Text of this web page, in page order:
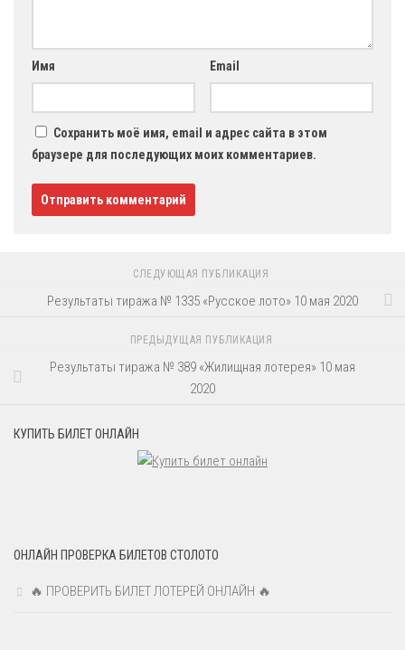
Имя Email
Сохранить моё имя, email и адрес сайта в этом
браузере для последующих моих комментариев.
СЛЕДУЮЩАЯ ПУБЛИКАЦИЯ
Результаты тиража № 1335 «Русское лото» 10 мая 2020
ПРЕДЫДУЩАЯ ПУБЛИКАЦИЯ
Результаты тиража № 389 «Жилищная лотерея» 10 мая
2020
КУПИТЬ БИЛЕТ ОНЛАЙН
ОНЛАЙН ПРОВЕРКА БИЛЕТОВ СТОЛОТО
🔥 ПРОВЕРИТЬ БИЛЕТ ЛОТЕРЕЙ ОНЛАЙН 🔥